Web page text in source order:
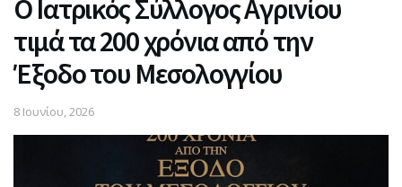
Ο Ιατρικός Σύλλογος Αγρινίου
τιμά τα 200 χρόνια από την
Έξοδο του Μεσολογγίου
8 Ιουνίου, 2026